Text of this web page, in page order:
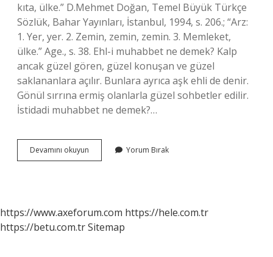
kıta, ülke.” D.Mehmet Doğan, Temel Büyük Türkçe
Sözlük, Bahar Yayınları, İstanbul, 1994, s. 206.; “Arz:
1. Yer, yer. 2. Zemin, zemin, zemin. 3. Memleket,
ülke.” Age., s. 38. Ehl-i muhabbet ne demek? Kalp
ancak güzel gören, güzel konuşan ve güzel
saklananlara açılır. Bunlara ayrıca aşk ehli de denir.
Gönül sırrına ermiş olanlarla güzel sohbetler edilir.
İstidadi muhabbet ne demek?…
Devamını okuyun
I
Yorum Bırak
https://www.axeforum.com https://hele.com.tr
https://betu.com.trSitemap